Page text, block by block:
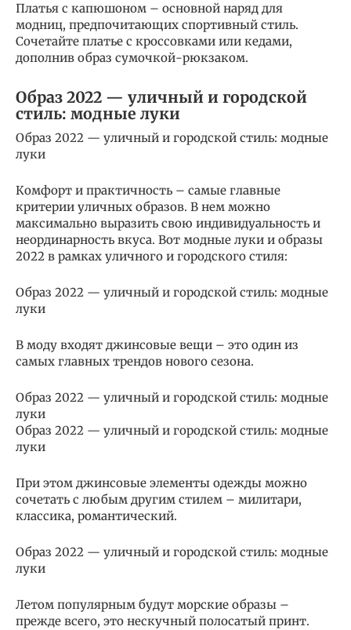
Платья с капюшоном – основной наряд для
модниц, предпочитающих спортивный стиль.
Сочетайте платье с кроссовками или кедами,
дополнив образ сумочкой-рюкзаком.
Образ 2022 — уличный и городской
стиль: модные луки
Образ 2022 — уличный и городской стиль: модные
луки
Комфорт и практичность – самые главные
критерии уличных образов. В нем можно
максимально выразить свою индивидуальность и
неординарность вкуса. Вот модные луки и образы
2022 в рамках уличного и городского стиля:
Образ 2022 — уличный и городской стиль: модные
луки
В моду входят джинсовые вещи – это один из
самых главных трендов нового сезона.
Образ 2022 — уличный и городской стиль: модные
луки
Образ 2022 — уличный и городской стиль: модные
луки
При этом джинсовые элементы одежды можно
сочетать с любым другим стилем – милитари,
классика, романтический.
Образ 2022 — уличный и городской стиль: модные
луки
Летом популярным будут морские образы –
прежде всего, это нескучный полосатый принт.